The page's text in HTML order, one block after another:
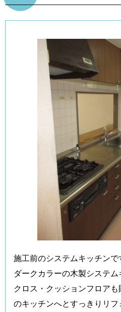
施工前のシステムキッチンで
ダークカラーの木製システム
クロス・クッションフロア
のキッチンへとすっきりリフ